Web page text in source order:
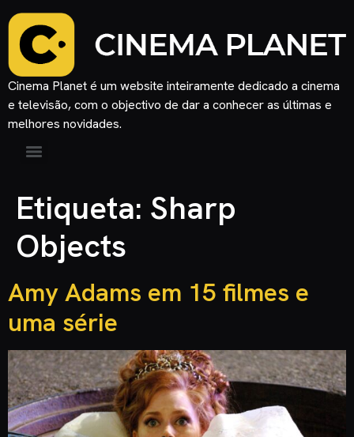
Cinema Planet é um website inteiramente dedicado a cinema
e televisão, com o objectivo de dar a conhecer as últimas e
melhores novidades.
Etiqueta: Sharp
Objects
Amy Adams em 15 filmes e
uma série